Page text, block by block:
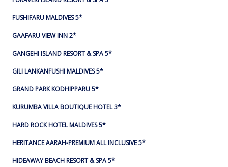
FUSHIFARU MALDIVES 5*
GAAFARU VIEW INN 2*
GANGEHI ISLAND RESORT & SPA 5*
GILI LANKANFUSHI MALDIVES 5*
GRAND PARK KODHIPPARU 5*
KURUMBA VILLA BOUTIQUE HOTEL 3*
HARD ROCK HOTEL MALDIVES 5*
HERITANCE AARAH-PREMIUM ALL INCLUSIVE 5*
HIDEAWAY BEACH RESORT & SPA 5*